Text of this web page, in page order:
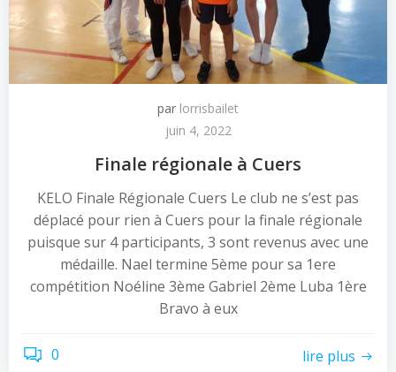
par lorrisbailet
juin 4, 2022
Finale régionale à Cuers
KELO Finale Régionale Cuers Le club ne s’est pas
déplacé pour rien à Cuers pour la finale régionale
puisque sur 4 participants, 3 sont revenus avec une
médaille. Nael termine 5ème pour sa 1ere
compétition Noéline 3ème Gabriel 2ème Luba 1ère
Bravo à eux
0 lire plus